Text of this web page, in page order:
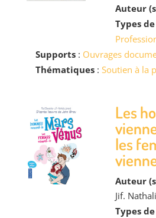
Auteur
Types
Supports: Ouvrages
Thématiques: Soutien à la
Les
les
Auteur
Jif.
Types